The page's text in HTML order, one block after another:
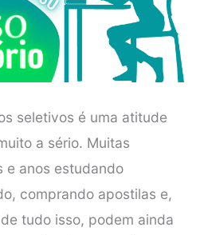
seletivos é uma atitude
a sério. Muitas
e anos estudando
comprando apostilas e,
tudo isso, podem ainda